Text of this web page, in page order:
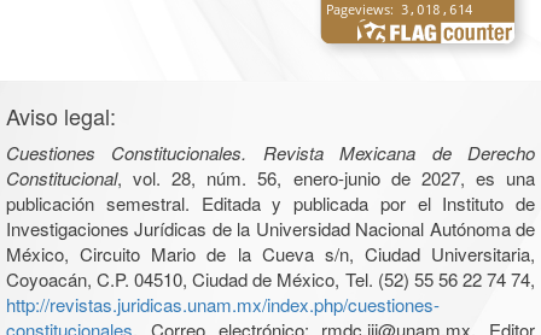
Aviso legal:
Cuestiones Constitucionales. Revista Mexicana de Derecho
Constitucional, vol. 28, núm. 56, enero-junio de 2027, es una
publicación semestral. Editada y publicada por el Instituto de
Investigaciones Jurídicas de la Universidad Nacional Autónoma de
México, Circuito Mario de la Cueva s/n, Ciudad Universitaria,
Coyoacán, C.P. 04510, Ciudad de México, Tel. (52) 55 56 22 74 74,
http://revistas.juridicas.unam.mx/index.php/cuestiones-
constitucionales. Correo electrónico: rmdc.iij@unam.mx. Editor